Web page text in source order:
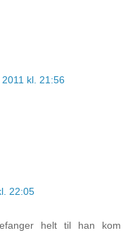
kl. 21:56
22:05
helt til han kom